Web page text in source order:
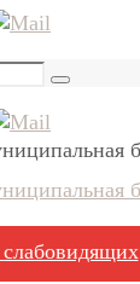
Поиск